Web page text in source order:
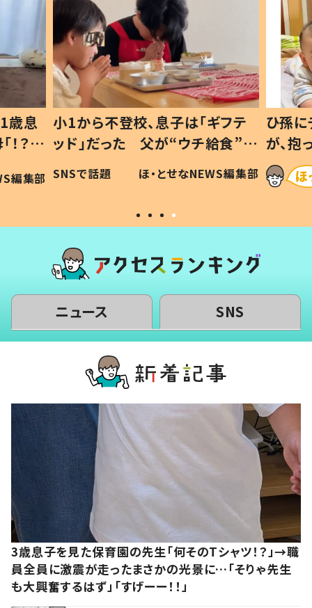
歳息
？」
編集部
小1から不登校、息子は「ギフテ
ッド」だった 父が“ウチ給食”を
作り続ける理由とは #令和の親
#令和の子
SNSで話題 ほ・とせなNEWS編集部
ひ孫
が、
「涙が
い」
ニュース SNS
3歳息子を見た保育園の先生「何そのTシャツ！？」→職
員全員に激震が走ったまさかの光景に…「そりゃ先生
も大興奮するはず」「すげーー！！」